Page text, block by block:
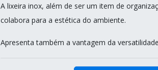
A lixeira inox, além de ser um item de
colabora para a estética do ambiente.
Apresenta também a vantagem da